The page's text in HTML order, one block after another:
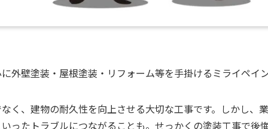
外壁塗装・屋根塗装・リフォーム等を手掛けるミライペイ
く、建物の耐久性を向上させる大切な工事です。しかし、
ったトラブルにつながることも。せっかくの塗装工事で後